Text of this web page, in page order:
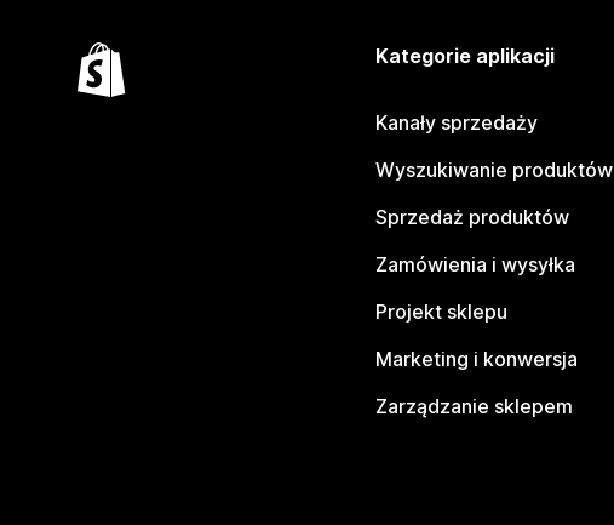
Kategorie aplikacji
Kanały sprzedaży
Wyszukiwanie produktów
Sprzedaż produktów
Zamówienia i wysyłka
Projekt sklepu
Marketing i konwersja
Zarządzanie sklepem